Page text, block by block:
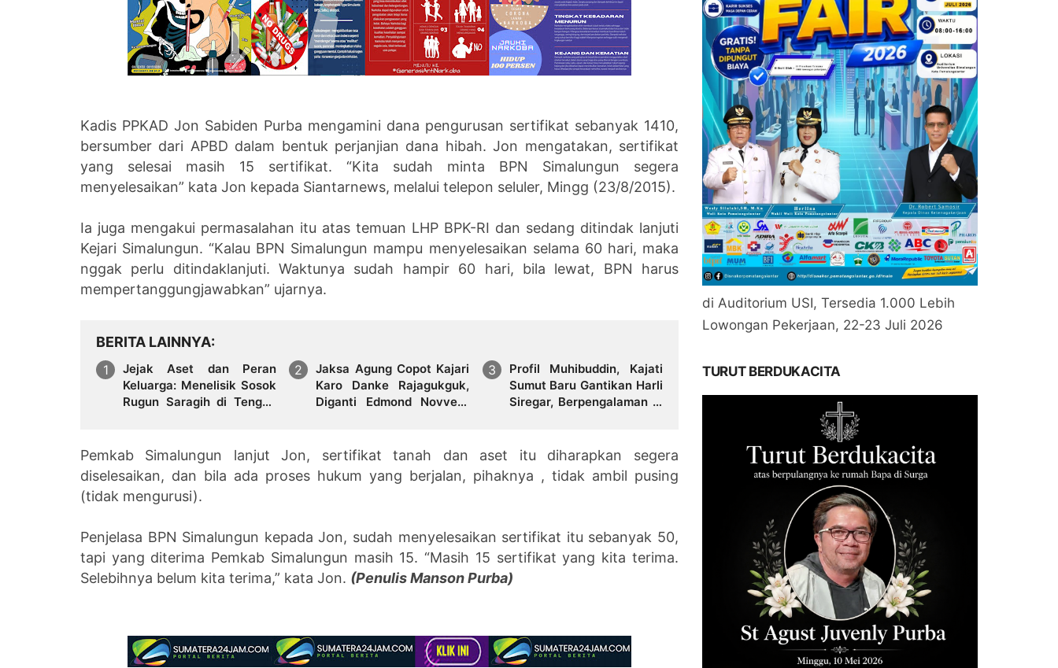
Kadis PPKAD Jon Sabiden Purba mengamini dana pengurusan sertifikat sebanyak 1410,
bersumber dari APBD dalam bentuk perjanjian dana hibah. Jon mengatakan, sertifikat
yang selesai masih 15 sertifikat. “Kita sudah minta BPN Simalungun segera
menyelesaikan” kata Jon kepada Siantarnews, melalui telepon seluler, Mingg (23/8/2015).
Ia juga mengakui permasalahan itu atas temuan LHP BPK-RI dan sedang ditindak lanjuti
Kejari Simalungun. “Kalau BPN Simalungun mampu menyelesaikan selama 60 hari, maka
nggak perlu ditindaklanjuti. Waktunya sudah hampir 60 hari, bila lewat, BPN harus
mempertanggungjawabkan” ujarnya.
BERITA LAINNYA
Jejak Aset dan Peran
Keluarga: Menelisik Sosok
Rugun Saragih di Tengah
Jaksa Agung Copot Kajari
Karo Danke Rajagukguk,
Diganti Edmond Novvery
Profil Muhibuddin, Kajati
Sumut Baru Gantikan Harli
Siregar, Berpengalaman di
Pemkab Simalungun lanjut Jon, sertifikat tanah dan aset itu diharapkan segera
diselesaikan, dan bila ada proses hukum yang berjalan, pihaknya , tidak ambil pusing
(tidak mengurusi).
Penjelasa BPN Simalungun kepada Jon, sudah menyelesaikan sertifikat itu sebanyak 50,
tapi yang diterima Pemkab Simalungun masih 15. “Masih 15 sertifikat yang kita terima.
Selebihnya belum kita terima,” kata Jon. (Penulis Manson Purba)
di Auditorium USI, Tersedia 1.000 Lebih
Lowongan Pekerjaan, 22-23 Juli 2026
TURUT BERDUKACITA